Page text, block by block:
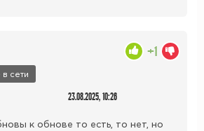
сети
23.08.2025, 10:26
к обнове то есть, то нет, но
+1